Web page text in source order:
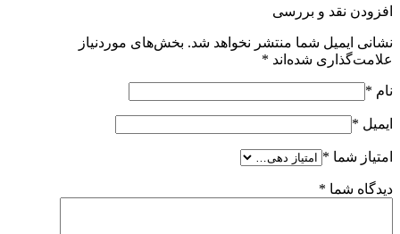
افزودن نقد و بررسی
نشانی ایمیل شما منتشر نخواهد شد. بخش‌های موردنیاز
علامت‌گذاری شده‌اند *
نام *
ایمیل *
امتیاز شما *
دیدگاه شما *